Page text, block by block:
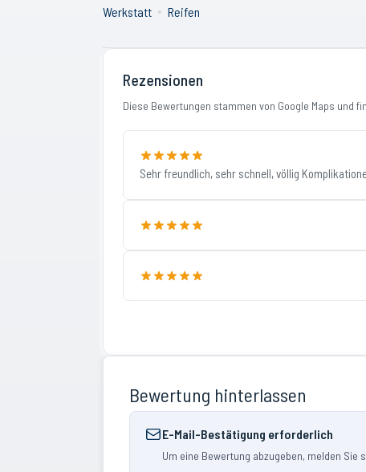
Werkstatt Reifen
Rezensionen
Diese Bewertungen stammen von Google Maps und
Sehr freundlich, sehr schnell, völlig
Bewertung hinterlassen
E-Mail-Bestätigung erforderlich
Um eine Bewertung abzugeben, melden Sie